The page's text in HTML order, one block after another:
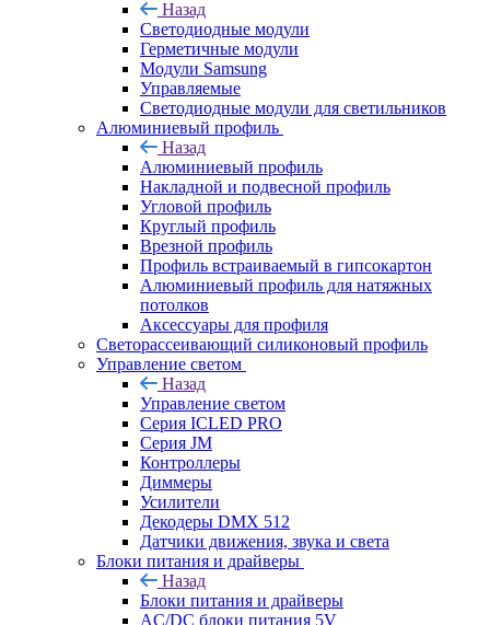
Назад
Светодиодные модули
Герметичные модули
Модули Samsung
Управляемые
Светодиодные модули для светильников
Алюминиевый профиль
Назад
Алюминиевый профиль
Накладной и подвесной профиль
Угловой профиль
Круглый профиль
Врезной профиль
Профиль встраиваемый в гипсокартон
Алюминиевый профиль для натяжных
потолков
Аксессуары для профиля
Светорассеивающий силиконовый профиль
Управление светом
Назад
Управление светом
Серия ICLED PRO
Серия JM
Контроллеры
Диммеры
Усилители
Декодеры DMX 512
Датчики движения, звука и света
Блоки питания и драйверы
Назад
Блоки питания и драйверы
AC/DC блоки питания 5V